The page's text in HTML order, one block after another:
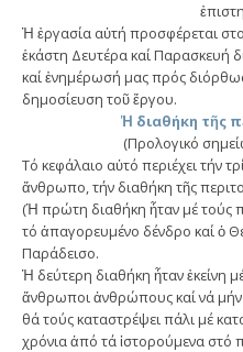
Ἡ ἐργασία αὐτή προσφέρεται
ἑκάστη Δευτέρα καί Παρασκευή
καί ἐνημέρωσή μας πρός
δημοσίευση τοῦ ἔργου.
Ἡ διαθήκη τῆς
(Προλογικό
Τό κεφάλαιο αὐτό περιέχει τήν
ἄνθρωπο, τήν διαθήκη τῆς
(Ἡ πρώτη διαθήκη ἦταν μέ
τό ἀπαγορευμένο δένδρο καί ὁ
Παράδεισο.
Ἡ δεύτερη διαθήκη ἦταν ἐκείνη
ἄνθρωποι ἀνθρώπους καί νά
θά τούς καταστρέψει πάλι μέ
χρόνια ἀπό τά ἱστορούμενα στό